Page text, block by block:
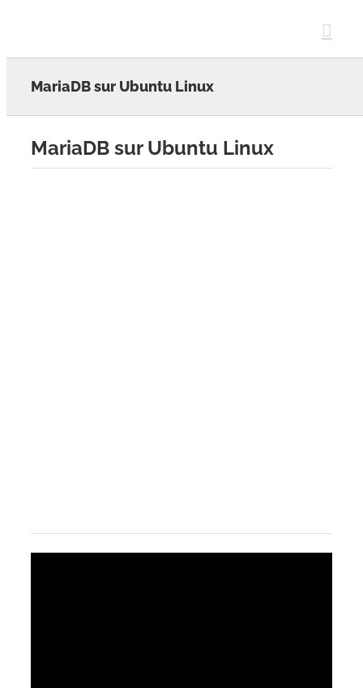
MariaDB sur Ubuntu Linux
MariaDB sur Ubuntu Linux